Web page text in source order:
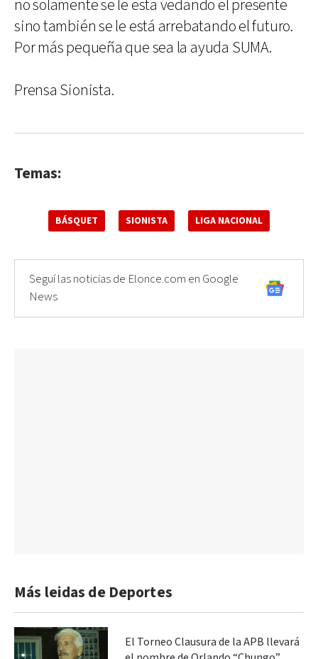
no solamente se le esta vedando el presente
sino también se le está arrebatando el futuro.
Por más pequeña que sea la ayuda SUMA.
Prensa Sionista.
Temas:
BÁSQUET SIONISTA LIGA NACIONAL
Seguí las noticias de Elonce.com en Google
News
Más leidas de Deportes
El Torneo Clausura de la APB llevará